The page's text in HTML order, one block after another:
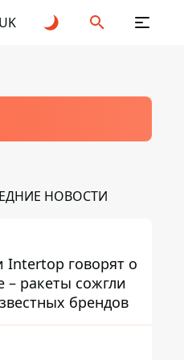
UK
НОВОСТИ
Intertop говорят о
– ракеты сожгли
брендов